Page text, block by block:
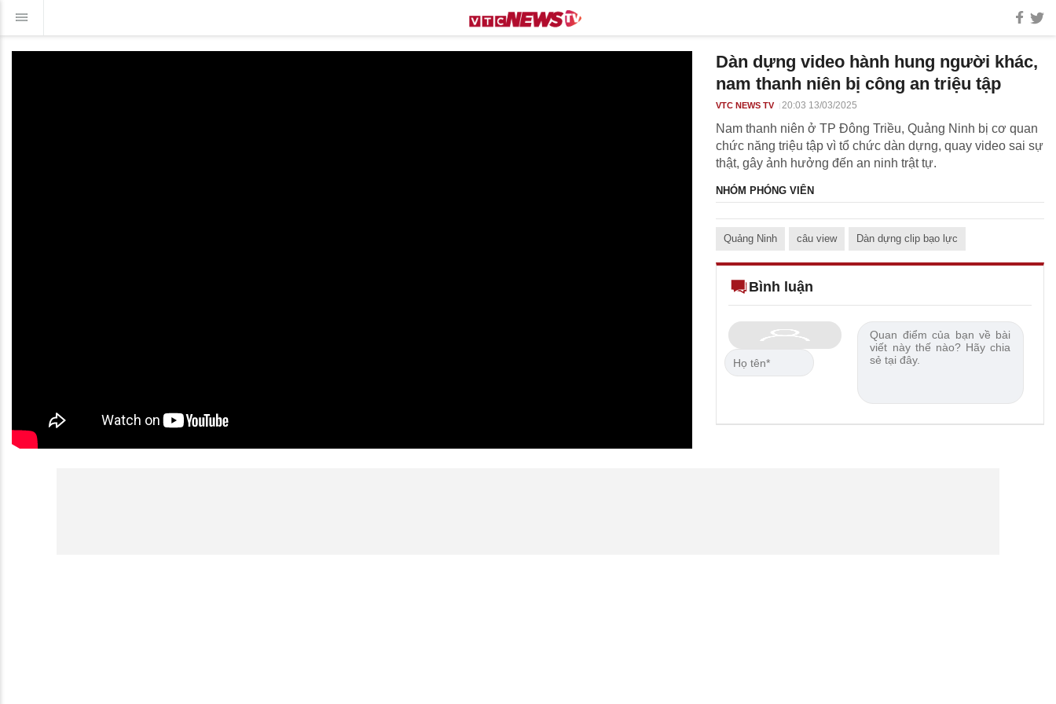
Dàn dựng video hành hung người khác,
nam thanh niên bị công an triệu tập
VTC NEWS TV 20:03 13/03/2025
Nam thanh niên ở TP Đông Triều, Quảng Ninh bị cơ quan
chức năng triệu tập vì tổ chức dàn dựng, quay video sai sự
thật, gây ảnh hưởng đến an ninh trật tự.
NHÓM PHÓNG VIÊN
Quảng Ninh câu view Dàn dựng clip bạo lực
Bình luận